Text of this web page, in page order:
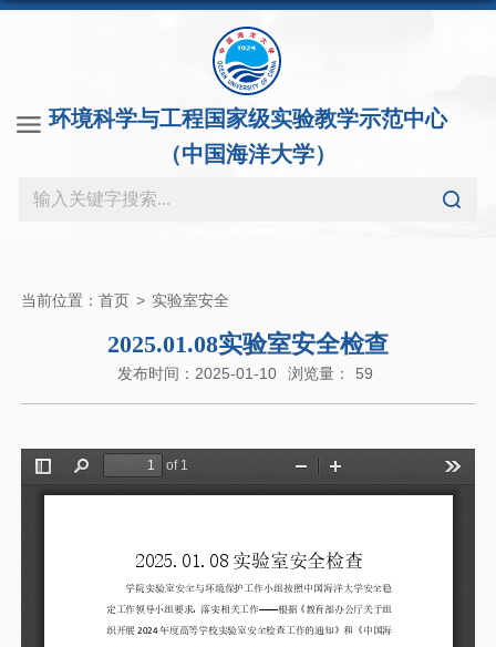
环境科学与工程国家级实验教学示范中心
（中国海洋大学）
当前位置： 首页 > 实验室安全
2025.01.08实验室安全检查
发布时间：2025-01-10 浏览量： 59